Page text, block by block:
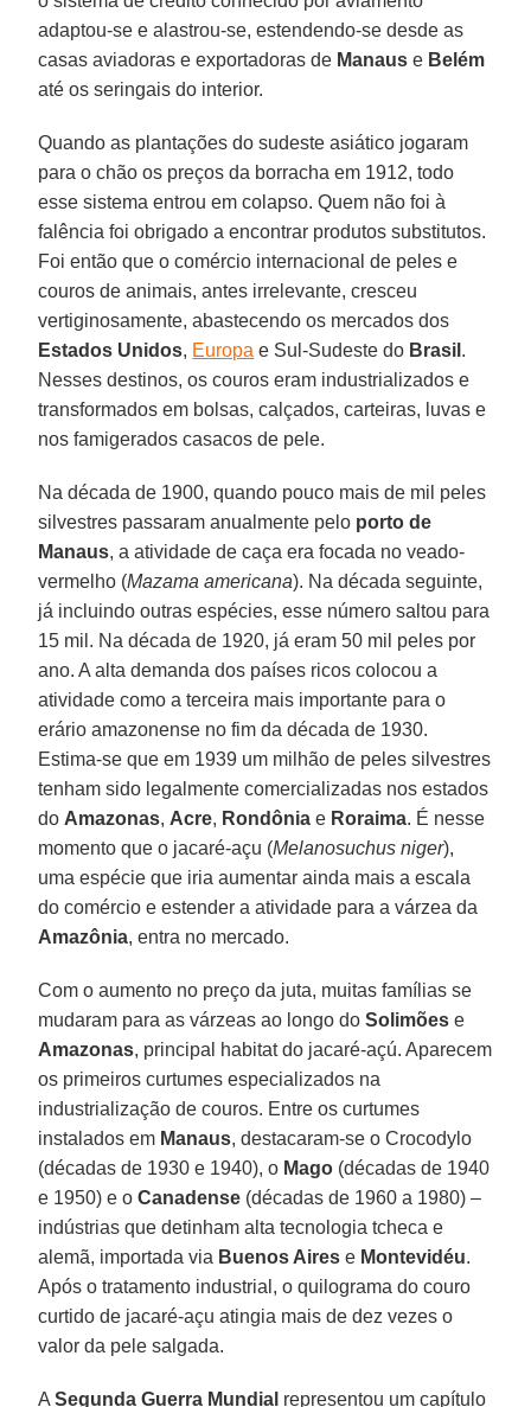
adaptou-se e alastrou-se, estendendo-se desde as
casas aviadoras e exportadoras de Manaus e Belém
até os seringais do interior.
Quando as plantações do sudeste asiático jogaram
para o chão os preços da borracha em 1912, todo
esse sistema entrou em colapso. Quem não foi à
falência foi obrigado a encontrar produtos substitutos.
Foi então que o comércio internacional de peles e
couros de animais, antes irrelevante, cresceu
vertiginosamente, abastecendo os mercados dos
Estados Unidos, Europa e Sul-Sudeste do Brasil .
Nesses destinos, os couros eram industrializados e
transformados em bolsas, calçados, carteiras, luvas e
nos famigerados casacos de pele.
Na década de 1900, quando pouco mais de mil peles
silvestres passaram anualmente pelo porto de
Manaus, a atividade de caça era focada no veado-
vermelho (Mazama americana). Na década seguinte,
já incluindo outras espécies, esse número saltou para
15 mil. Na década de 1920, já eram 50 mil peles por
ano. A alta demanda dos países ricos colocou a
atividade como a terceira mais importante para o
erário amazonense no fim da década de 1930.
Estima-se que em 1939 um milhão de peles silvestres
tenham sido legalmente comercializadas nos estados
do Amazonas, Acre, Rondônia e Roraima. É nesse
momento que o jacaré-açu (Melanosuchus niger),
uma espécie que iria aumentar ainda mais a escala
do comércio e estender a atividade para a várzea da
Amazônia, entra no mercado.
Com o aumento no preço da juta, muitas famílias se
mudaram para as várzeas ao longo doSolimões e
Amazonas, principal habitat do jacaré-açú. Aparecem
os primeiros curtumes especializados na
industrialização de couros. Entre os curtumes
instalados em Manaus, destacaram-se o Crocodylo
(décadas de 1930 e 1940), o Mago (décadas de 1940
e 1950) e oCanadense (décadas de 1960 a 1980) –
indústrias que detinham alta tecnologia tcheca e
alemã, importada via Buenos Aires e Montevidéu.
Após o tratamento industrial, o quilograma do couro
curtido de jacaré-açu atingia mais de dez vezes o
valor da pele salgada.
ASegunda Guerra Mundial representou um capítulo